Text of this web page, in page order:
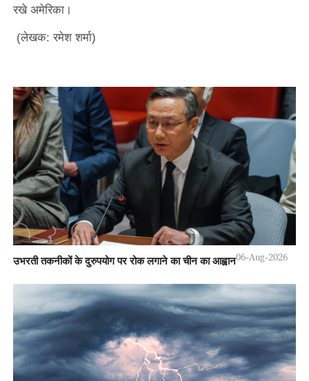
रखे अमेरिका।
(लेखक: रमेश शर्मा)
उभरती तकनीकों के दुरुपयोग पर रोक लगाने का चीन का आह्वान06-Aug-2026